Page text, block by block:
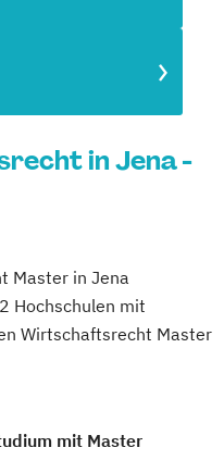
in Jena -
Master in Jena
Hochschulen mit
Wirtschaftsrecht Master
mit Master